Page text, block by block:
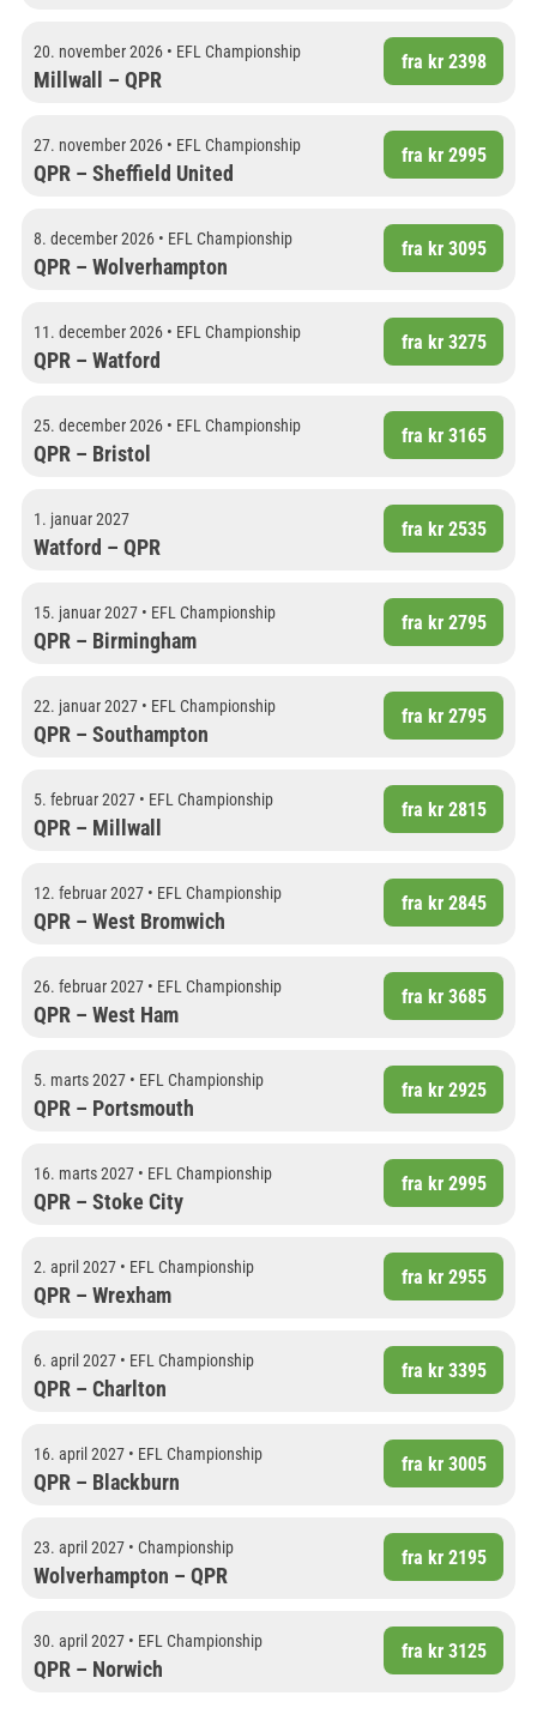
20. november 2026 • EFL Championship
Millwall – QPR
fra kr 2398
27. november 2026 • EFL Championship
QPR – Sheffield United
fra kr 2995
8. december 2026 • EFL Championship
QPR – Wolverhampton
fra kr 3095
11. december 2026 • EFL Championship
QPR – Watford
fra kr 3275
25. december 2026 • EFL Championship
QPR – Bristol
fra kr 3165
1. januar 2027
Watford – QPR
fra kr 2535
15. januar 2027 • EFL Championship
QPR – Birmingham
fra kr 2795
22. januar 2027 • EFL Championship
QPR – Southampton
fra kr 2795
5. februar 2027 • EFL Championship
QPR – Millwall
fra kr 2815
12. februar 2027 • EFL Championship
QPR – West Bromwich
fra kr 2845
26. februar 2027 • EFL Championship
QPR – West Ham
fra kr 3685
5. marts 2027 • EFL Championship
QPR – Portsmouth
fra kr 2925
16. marts 2027 • EFL Championship
QPR – Stoke City
fra kr 2995
2. april 2027 • EFL Championship
QPR – Wrexham
fra kr 2955
6. april 2027 • EFL Championship
QPR – Charlton
fra kr 3395
16. april 2027 • EFL Championship
QPR – Blackburn
fra kr 3005
23. april 2027 • Championship
Wolverhampton – QPR
fra kr 2195
30. april 2027 • EFL Championship
QPR – Norwich
fra kr 3125